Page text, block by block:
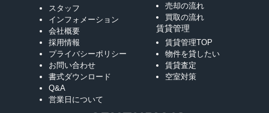
スタッフ
インフォメーション
会社概要
採用情報
プライバシーポリシー
お問い合わせ
書式ダウンロード
Q&A
営業日について
売却の流れ
買取の流れ
賃貸管理
賃貸管理TOP
物件を貸したい
賃貸査定
空室対策